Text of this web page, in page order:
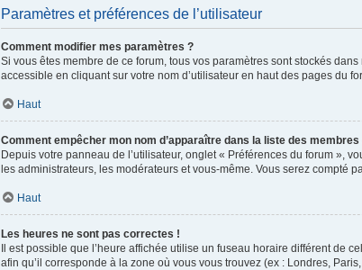
Paramètres et préférences de l’utilisateur
Comment modifier mes paramètres ?
Si vous êtes membre de ce forum, tous vos paramètres sont stockés
accessible en cliquant sur votre nom d’utilisateur en haut des pages du
Haut
Comment empêcher mon nom d’apparaître dans la liste des
Depuis votre panneau de l’utilisateur, onglet « Préférences du forum »,
les administrateurs, les modérateurs et vous-même. Vous serez compté
Haut
Les heures ne sont pas correctes !
Il est possible que l’heure affichée utilise un fuseau horaire différent de
afin qu’il corresponde à la zone où vous vous trouvez (ex : Londres,